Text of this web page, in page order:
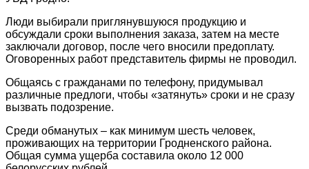
Люди выбирали приглянувшуюся продукцию и
обсуждали сроки выполнения заказа, затем на месте
заключали договор, после чего вносили предоплату.
Оговоренных работ представитель фирмы не проводил.
Общаясь с гражданами по телефону, придумывал
различные предлоги, чтобы «затянуть» сроки и не сразу
вызвать подозрение.
Среди обманутых – как минимум шесть человек,
проживающих на территории Гродненского района.
Общая сумма ущерба составила около 12 000